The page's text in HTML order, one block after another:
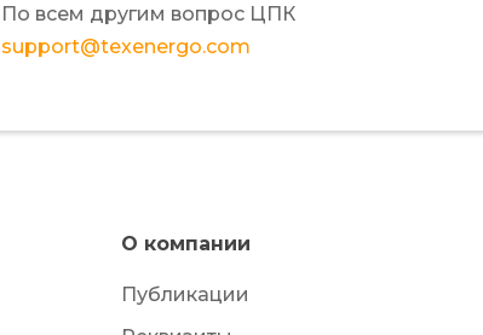
По всем другим вопрос ЦПК
support@texenergo.com
О компании
Публикации